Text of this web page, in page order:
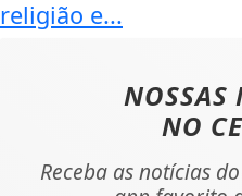
religião e...
NOSSAS
NO
Receba as notícias